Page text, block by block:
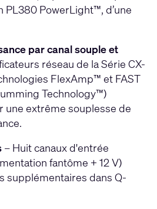
PowerLight™, d’une
par canal souple et
réseau de la Série CX-
FlexAmp™ et FAST
Technology™)
une extrême souplesse de
– Huit canaux d'entrée
fantôme + 12 V)
supplémentaires dans Q-